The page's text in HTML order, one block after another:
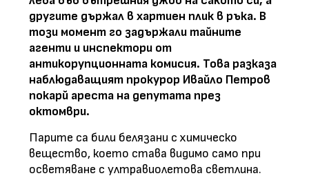
другите държал в хартиен плик в ръка. В
този момент го задържали тайните
агенти и инспектори от
антикорупционната комисия. Това разказа
наблюдаващият прокурор Ивайло Петров
покарй ареста на депутата през
октомври.
Парите са били белязани с химическо
вещество, което става видимо само при
осветяване с ултравиолетова светлина.